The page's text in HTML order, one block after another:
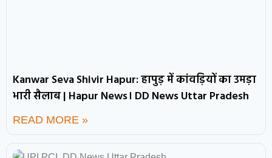
Kanwar Seva Shivir Hapur: हापुड़ में कांवड़ियों का उमड़ा
भारी सैलाब | Hapur News। DD News Uttar Pradesh
READ MORE »